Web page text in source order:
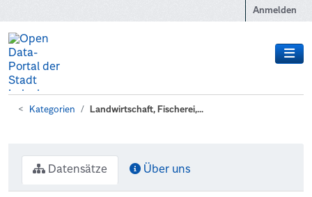
Anmelden
Kategorien Landwirtschaft, Fischerei,...
Datensätze Über uns